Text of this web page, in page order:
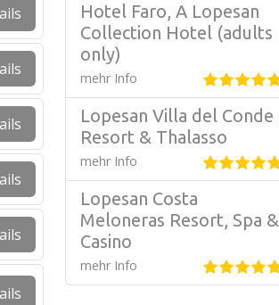
Hotel Faro, A Lopesan
Collection Hotel (adults
only)
mehr Info
Lopesan Villa del Conde
Resort & Thalasso
mehr Info
Lopesan Costa
Meloneras Resort, Spa &
Casino
mehr Info